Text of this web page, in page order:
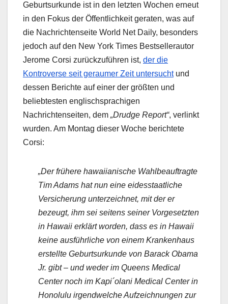
Geburtsurkunde ist in den letzten Wochen erneut
in den Fokus der Öffentlichkeit geraten, was auf
die Nachrichtenseite World Net Daily, besonders
jedoch auf den New York Times Bestsellerautor
Jerome Corsi zurückzuführen ist, der die
Kontroverse seit geraumer Zeit untersuchtund
dessen Berichte auf einer der größten und
beliebtesten englischsprachigen
Nachrichtenseiten, dem „Drudge Report“, verlinkt
wurden. Am Montag dieser Woche berichtete
Corsi:
„Der frühere hawaiianische Wahlbeauftragte
Tim Adams hat nun eine eidesstaatliche
Versicherung unterzeichnet, mit der er
bezeugt, ihm sei seitens seiner Vorgesetzten
in Hawaii erklärt worden, dass es in Hawaii
keine ausführliche von einem Krankenhaus
erstellte Geburtsurkunde von Barack Obama
Jr. gibt – und weder im Queens Medical
Center noch im Kapi´olani Medical Center in
Honolulu irgendwelche Aufzeichnungen zur